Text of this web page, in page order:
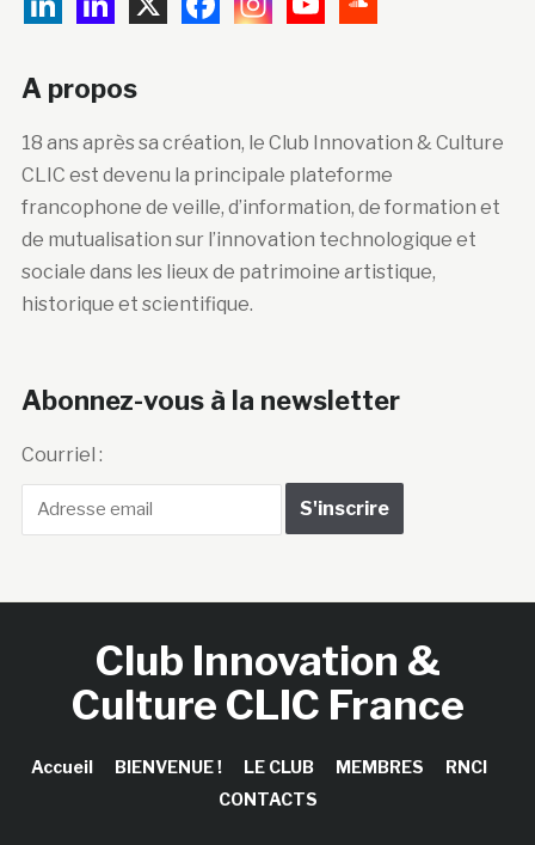
A propos
18 ans après sa création, le Club Innovation & Culture
CLIC est devenu la principale plateforme
francophone de veille, d’information, de formation et
de mutualisation sur l’innovation technologique et
sociale dans les lieux de patrimoine artistique,
historique et scientifique.
Abonnez-vous à la newsletter
Courriel :
Club Innovation &
Culture CLIC France
Accueil BIENVENUE ! LE CLUB MEMBRES
RNCI
CONTACTS